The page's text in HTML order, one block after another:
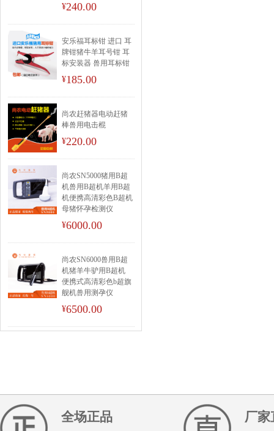
¥240.00
安乐福耳标钳 进口 耳
牌钳猪牛羊耳号钳 耳
标安装器 兽用耳标钳
¥185.00
尚农赶猪器电动赶猪
棒兽用电击棍
¥220.00
尚农SN5000猪用B超
机兽用B超机羊用B超
机便携高清彩色B超机
母猪怀孕检测仪
¥6000.00
尚农SN6000兽用B超
机猪羊牛驴用B超机
便携式高清彩色b超旗
舰机兽用测孕仪
¥6500.00
全场正品 厂家